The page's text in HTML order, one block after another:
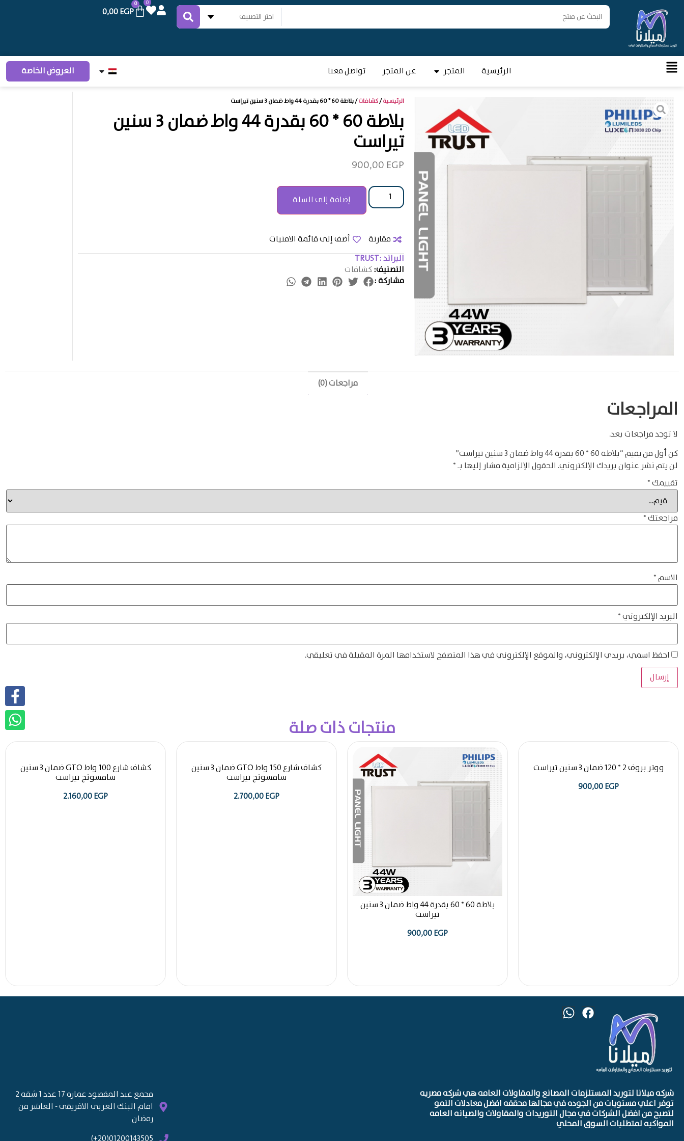
اختر التصنيف
0
0,00EGP
0
الرئيسية المتجر عن المتجر تواصل معنا العروض الخاصة
الرئيسية/كشافات/ بلاطة 60 * 60 بقدرة 44 واط ضمان 3 سنين تيراست
بلاطة 60 * 60 بقدرة 44 واط ضمان 3 سنين
تيراست
900,00 EGP
إضافة إلى السلة
مقارنة
أضف إلى قائمة الامنيات
البراند :TRUST
التصنيف:كشافات
مشاركة :
مراجعات (0)
المراجعات
لا توجد مراجعات بعد.
كن أول من يقيم “بلاطة 60 * 60 بقدرة 44 واط ضمان 3 سنين تيراست”
لن يتم نشر عنوان بريدك الإلكتروني. الحقول الإلزامية مشار إليها بـ*
تقييمك*
مراجعتك*
الاسم*
البريد الإلكتروني*
احفظ اسمي، بريدي الإلكتروني، والموقع الإلكتروني في هذا المتصفح لاستخدامها المرة المقبلة في تعليقي.
منتجات ذات صلة
ووتر بروف 2 * 120 ضمان 3 سنين تيراست
900,00EGP
بلاطة 60 * 60 بقدرة 44 واط ضمان 3 سنين
تيراست
900,00EGP
كشاف شارع 150 واط GTO ضمان 3 سنين
سامسونج تيراست
2.700,00EGP
كشاف شارع 100 واط GTO ضمان 3 سنين
سامسونج تيراست
2.160,00EGP
شركه ميلانا لتوريد المستلزمات المصانع والمقاولات العامه هي شركه مصريه
توفر اعلي مستويات من الجوده في مجالها محققه افضل معادلات النمو
لتصبح من افضل الشركات في مجال التوريدات والمقاولات والصيانه العامه
المواكبه لمتطلبات السوق المحلي
مجمع عبد المقصود عماره 17 عدد 1 شقه 2
امام البنك العربى الافريقى - العاشر من
رمضان